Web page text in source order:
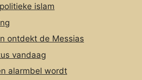
islam
ontdekt de Messias
vandaag
alarmbel wordt